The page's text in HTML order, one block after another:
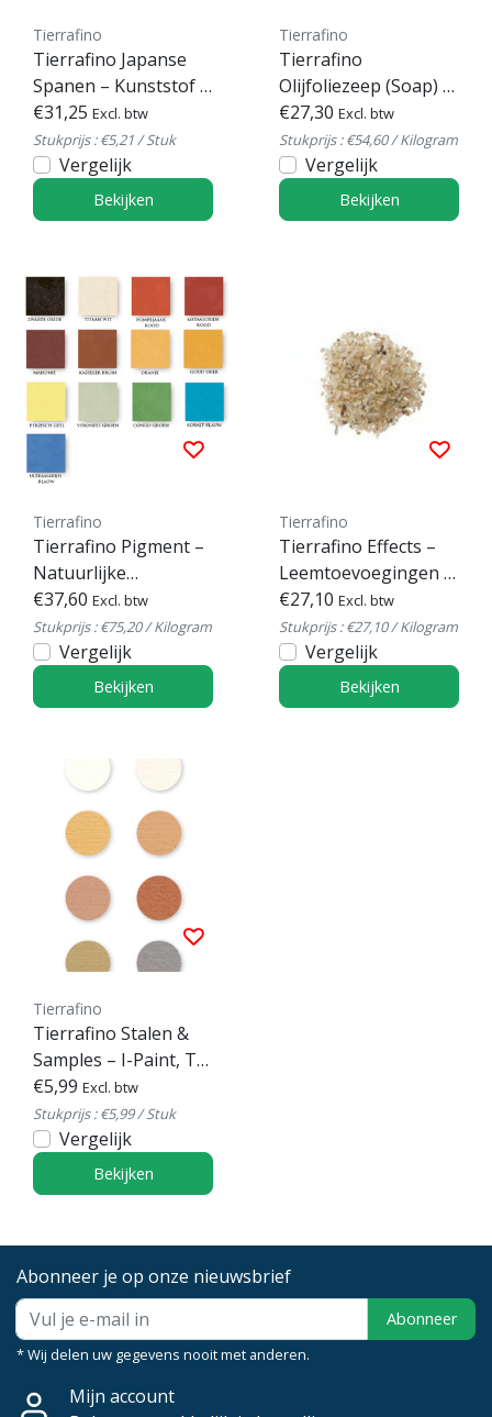
Tierrafino
Tierrafino Japanse
Spanen – Kunststof &
Metaal – 18–27 cm
€31,25 Excl. btw
Stukprijs : €5,21 / Stuk
Vergelijk
Bekijken
Tierrafino
Tierrafino
Olijfoliezeep (Soap) –
Tadelakt Zeep 500 g
€27,30 Excl. btw
Stukprijs : €54,60 / Kilogram
Vergelijk
Bekijken
Tierrafino
Tierrafino Pigment –
Natuurlijke
kleurpigmenten –
500 g / 250 g
€37,60 Excl. btw
Stukprijs : €75,20 / Kilogram
Vergelijk
Bekijken
Tierrafino
Tierrafino Effects –
Leemtoevoegingen &
decoratieve effecten
€27,10 Excl. btw
Stukprijs : €27,10 / Kilogram
Vergelijk
Bekijken
Tierrafino
Tierrafino Stalen &
Samples – I-Paint, T-
Paint, Dry Paint
€5,99 Excl. btw
Stukprijs : €5,99 / Stuk
Vergelijk
Bekijken
Abonneer je op onze nieuwsbrief
Abonneer
* Wij delen uw gegevens nooit met anderen.
Mijn account